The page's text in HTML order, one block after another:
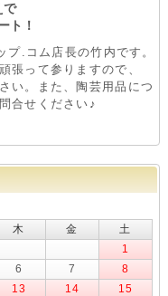
で
ト！
プ.コム店長の竹内です。
張って参りますので、
い。また、陶芸用品につ
合せください♪
木 金
土
1
6 7
8
13 14
15